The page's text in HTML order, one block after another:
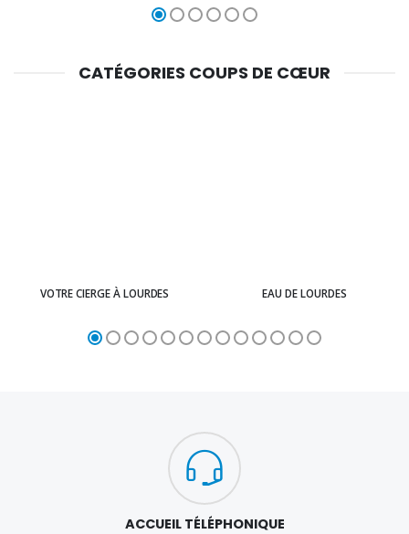
CATÉGORIES COUPS DE CŒUR
VOTRE CIERGE À LOURDES EAU DE LOURDES
ACCUEIL TÉLÉPHONIQUE